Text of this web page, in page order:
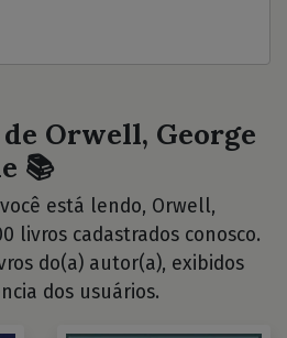
Orwell, George
📚
está lendo, Orwell,
livros cadastrados conosco.
do(a) autor(a), exibidos
dos usuários.